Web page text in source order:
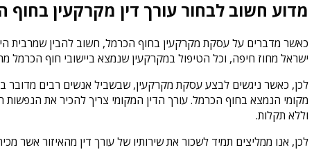
מדוע חשוב לבחור עורך דין מקרקעין בחוף
כאשר מדברים על עסקת מקרקעין בחוף הכרמל, חשוב להבין שמרבית
ישראל מחוז חיפה, וכל הטיפול במקרקעין שנמצא ביישובי חוף הכרמל
לכן, כאשר ניגשים לבצע עסקת מקרקעין, שבשביל אנשים רבים מדובר
מקומי הנמצא בחוף הכרמל. עורך הדין המקומי צריך להכיר את
וללא תקלות.
לכן, אנו ממליצים תמיד לשכור את שירותיו של עורך דין מהאיזור אשר